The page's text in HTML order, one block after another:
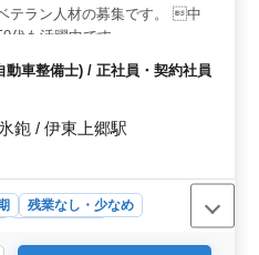
務で、月の残業時間も10時
生も整っており、安心して
テラン人材の募集です。 中
代も活躍中です。
車整備士) / 正社員・契約社員
鉋 / 伊東上郷駅
残業なし・少なめ